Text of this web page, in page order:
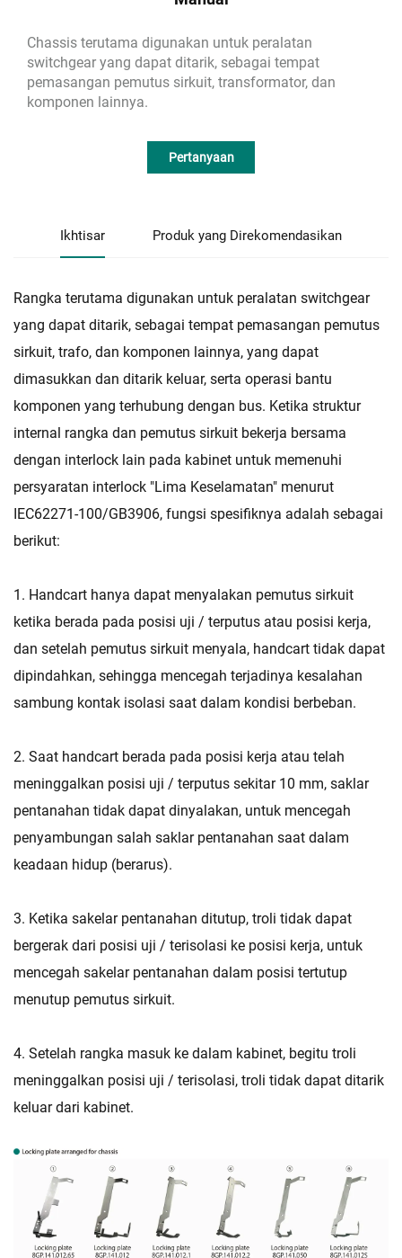
Chassis terutama digunakan untuk peralatan
switchgear yang dapat ditarik, sebagai tempat
pemasangan pemutus sirkuit, transformator, dan
komponen lainnya.
Pertanyaan
Ikhtisar Produk yang Direkomendasikan
Rangka terutama digunakan untuk peralatan switchgear
yang dapat ditarik, sebagai tempat pemasangan pemutus
sirkuit, trafo, dan komponen lainnya, yang dapat
dimasukkan dan ditarik keluar, serta operasi bantu
komponen yang terhubung dengan bus. Ketika struktur
internal rangka dan pemutus sirkuit bekerja bersama
dengan interlock lain pada kabinet untuk memenuhi
persyaratan interlock "Lima Keselamatan" menurut
IEC62271-100/GB3906, fungsi spesifiknya adalah sebagai
berikut:
1. Handcart hanya dapat menyalakan pemutus sirkuit
ketika berada pada posisi uji / terputus atau posisi kerja,
dan setelah pemutus sirkuit menyala, handcart tidak dapat
dipindahkan, sehingga mencegah terjadinya kesalahan
sambung kontak isolasi saat dalam kondisi berbeban.
2. Saat handcart berada pada posisi kerja atau telah
meninggalkan posisi uji / terputus sekitar 10 mm, saklar
pentanahan tidak dapat dinyalakan, untuk mencegah
penyambungan salah saklar pentanahan saat dalam
keadaan hidup (berarus).
3. Ketika sakelar pentanahan ditutup, troli tidak dapat
bergerak dari posisi uji / terisolasi ke posisi kerja, untuk
mencegah sakelar pentanahan dalam posisi tertutup
menutup pemutus sirkuit.
4. Setelah rangka masuk ke dalam kabinet, begitu troli
meninggalkan posisi uji / terisolasi, troli tidak dapat ditarik
keluar dari kabinet.